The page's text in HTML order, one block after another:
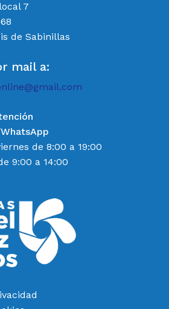
7
de Sabinillas
mail a:
de 8:00 a 19:00
9:00 a 14:00